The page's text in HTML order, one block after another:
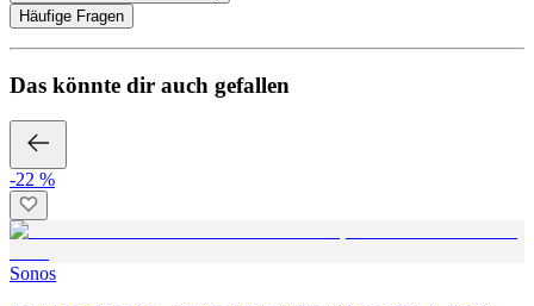
Häufige Fragen
Das könnte dir auch gefallen
-22 %
Sonos